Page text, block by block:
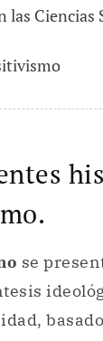
las Ciencias
se